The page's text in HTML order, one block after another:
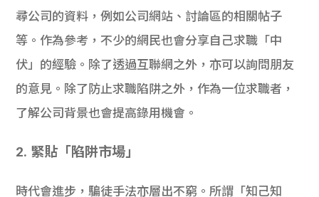
尋公司的資料，例如公司網站、討論區的相關帖子
等。作為參考，不少的網民也會分享自己求職「中
伏」的經驗。除了透過互聯網之外，亦可以詢問朋友
的意見。除了防止求職陷阱之外，作為一位求職者，
了解公司背景也會提高錄用機會。
2. 緊貼「陷阱市場」
時代會進步，騙徒手法亦層出不窮。所謂「知己知